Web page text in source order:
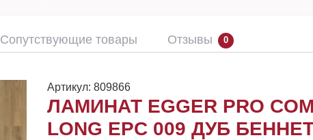
Сопутствующие товары Отзывы 0
Артикул:809866
ЛАМИНАТ EGGER PRO
LONG EPC 009 ДУБ